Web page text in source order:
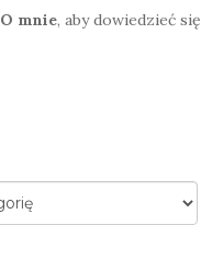
O mnie, aby dowiedzieć się